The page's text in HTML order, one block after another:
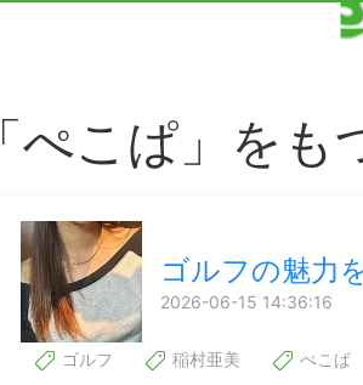
「ぺこぱ」をも
ゴルフの魅力
2026-06-15 14:36:16
ゴルフ 稲村亜美 ぺこぱ